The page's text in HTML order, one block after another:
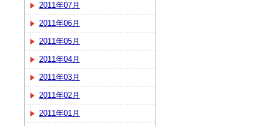
2011年07月
2011年06月
2011年05月
2011年04月
2011年03月
2011年02月
2011年01月